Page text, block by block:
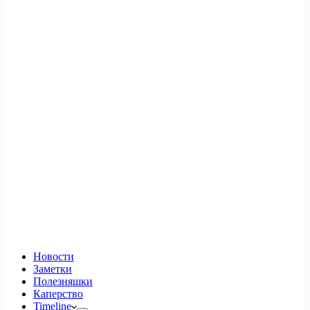
Новости
Заметки
Полезняшки
Каперство
Timeline